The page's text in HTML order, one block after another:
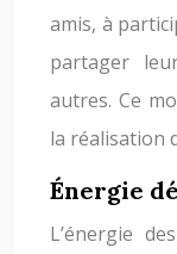
amis, à
partager
autres. Ce
la réalisation
Énergie
L’énergie